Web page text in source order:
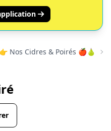
👉 Nos Cidres & Poirés 🍎🍐